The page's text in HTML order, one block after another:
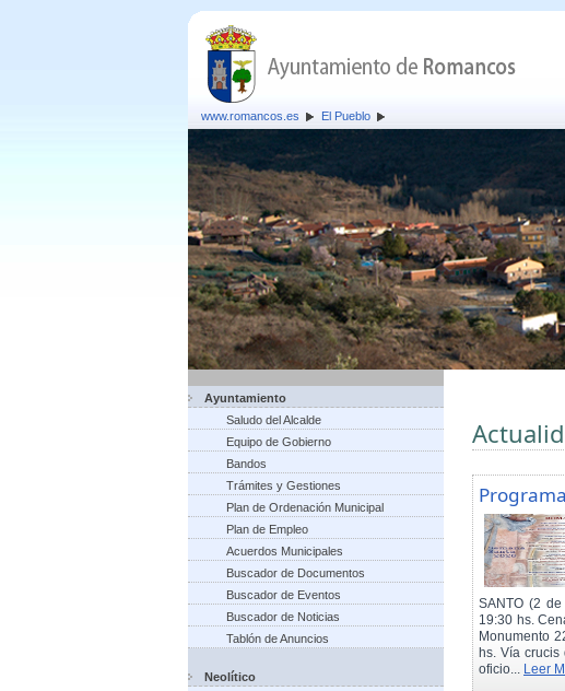
www.romancos.es El Pueblo
Ayuntamiento
Saludo del Alcalde
Equipo de Gobierno
Bandos
Trámites y Gestiones
Plan de Ordenación Municipal
Plan de Empleo
Acuerdos Municipales
Buscador de Documentos
Buscador de Eventos
Buscador de Noticias
Tablón de Anuncios
Neolítico
SANTO (2
19:30 hs.
Monumento
hs. Vía
oficio... Leer